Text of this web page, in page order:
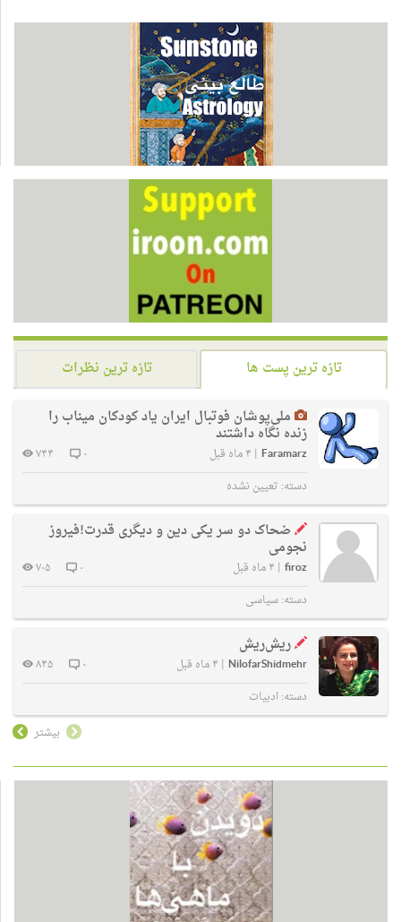
تازه ترین پست ها
تازه ترین نظرات
ملی‌پوشان فوتبال ایران یاد کودکان میناب را
زنده نگاه داشتند
Faramarz
| ۴ ماه قبل ۰
۷۴۴
دسته: تعیین نشده
ضحاک دو سر یکی دین و دیگری قدرت!فیروز
نجومی
firoz
| ۴ ماه قبل ۰
۷۰۵
دسته:سیاسی
ریش‌ریش
NilofarShidmehr
| ۴ ماه قبل ۰
۸۴۵
دسته:ادبیات
بیشتر